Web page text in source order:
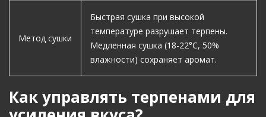
Метод сушки
Быстрая сушка при высокой
температуре разрушает терпены.
Медленная сушка (18-22°C, 50%
влажности) сохраняет аромат.
Как управлять терпенами для